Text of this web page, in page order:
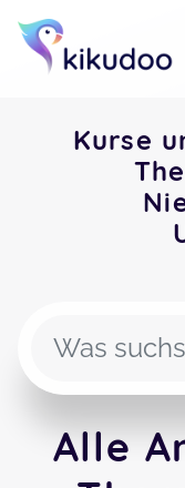
Kurse
Alle